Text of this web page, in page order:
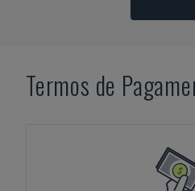
Termos de